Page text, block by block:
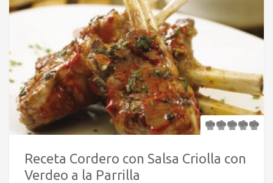
Receta Cordero con Salsa Criolla con
Verdeo a la Parrilla